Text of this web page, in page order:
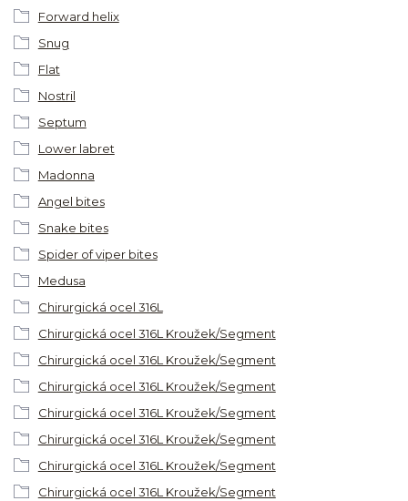
Forward helix
Snug
Flat
Nostril
Septum
Lower labret
Madonna
Angel bites
Snake bites
Spider of viper bites
Medusa
Chirurgická ocel 316L
Chirurgická ocel 316L Kroužek/Segment
Chirurgická ocel 316L Kroužek/Segment
Chirurgická ocel 316L Kroužek/Segment
Chirurgická ocel 316L Kroužek/Segment
Chirurgická ocel 316L Kroužek/Segment
Chirurgická ocel 316L Kroužek/Segment
Chirurgická ocel 316L Kroužek/Segment